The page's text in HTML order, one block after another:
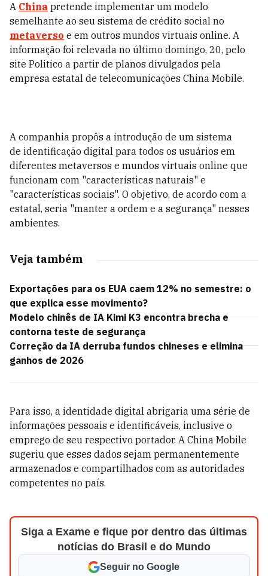
A China pretende implementar um modelo
semelhante ao seu sistema de crédito social no
metaverso e em outros mundos virtuais online. A
informação foi relevada no último domingo, 20, pelo
site Politico a partir de planos divulgados pela
empresa estatal de telecomunicações China Mobile.
A companhia propôs a introdução de um sistema
de identificação digital para todos os usuários em
diferentes metaversos e mundos virtuais online que
funcionam com "características naturais" e
"características sociais". O objetivo, de acordo com a
estatal, seria "manter a ordem e a segurança" nesses
ambientes.
Veja também
Exportações para os EUA caem 12% no semestre: o
que explica esse movimento?
Modelo chinês de IA Kimi K3 encontra brecha e
contorna teste de segurança
Correção da IA derruba fundos chineses e elimina
ganhos de 2026
Para isso, a identidade digital abrigaria uma série de
informações pessoais e identificáveis, inclusive o
emprego de seu respectivo portador. A China Mobile
sugeriu que esses dados sejam permanentemente
armazenados e compartilhados com as autoridades
competentes no país.
Siga a Exame e fique por dentro das últimas
notícias do Brasil e do Mundo
Seguir no Google